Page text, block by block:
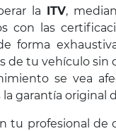
la ITV,
con las
forma
de tu vehículo sin
se vea
garantía original
tu profesional de